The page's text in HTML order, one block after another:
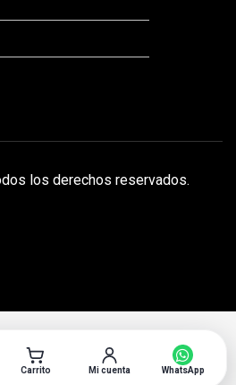
los derechos reservados.
Carrito Mi cuenta